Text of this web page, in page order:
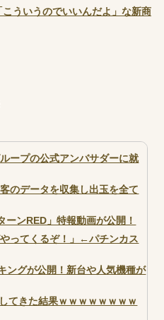
こういうのでいいんだよ」な新商
ープの公式アンバサダーに就
のデータを収集し出玉を全て
ーンRED」特報動画が公開！
ってくるぞ！」←パチンカス
ングが公開！新台や人気機種が
てきた結果ｗｗｗｗｗｗｗｗ